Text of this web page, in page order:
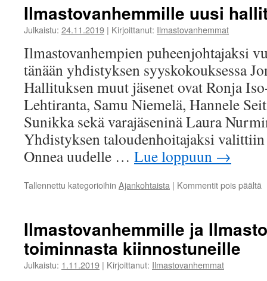
Ilmastovanhemmille uusi
Julkaistu: 24.11.2019 | Kirjoittanut: Ilmastovanhemmat
Ilmastovanhempien puheenjohtajaksi
tänään yhdistyksen syyskokouksessa
Hallituksen muut jäsenet ovat Ronja
Lehtiranta, Samu Niemelä, Hannele
Sunikka sekä varajäseninä Laura
Yhdistyksen taloudenhoitajaksi
Onnea uudelle … Lue loppuun →
Tallennettu kategorioihin Ajankohtaista | Kommentit pois päältä
Ilmastovanhemmille ja
toiminnasta kiinnostuneille
Julkaistu: 1.11.2019 | Kirjoittanut: Ilmastovanhemmat